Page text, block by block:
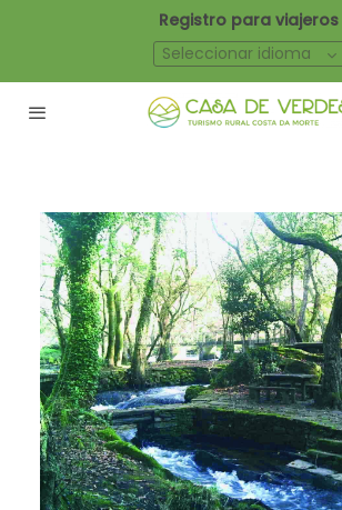
Registro para viajeros
Seleccionar idioma